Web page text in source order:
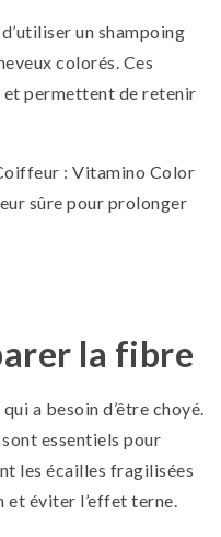
un shampoing
colorés. Ces
permettent de retenir
: Vitamino Color
sûre pour prolonger
la fibre
a besoin d’être choyé.
essentiels pour
les écailles fragilisées
éviter l’effet terne.